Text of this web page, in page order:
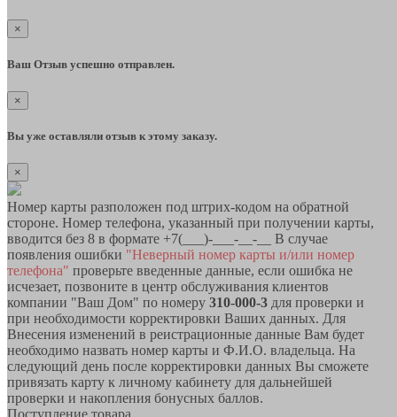
×
Ваш Отзыв успешно отправлен.
×
Вы уже оставляли отзыв к этому заказу.
×
Номер карты разположен под штрих-кодом на обратной
стороне. Номер телефона, указанный при получении карты,
вводится без 8 в формате +7(___)-___-__-__ В случае
появления ошибки "Неверный номер карты и/или номер
телефона" проверьте введенные данные, если ошибка не
исчезает, позвоните в центр обслуживания клиентов
компании "Ваш Дом" по номеру 310-000-3 для проверки и
при необходимости корректировки Ваших данных. Для
Внесения изменений в реистрационные данные Вам будет
необходимо назвать номер карты и Ф.И.О. владельца. На
следующий день после корректировки данных Вы сможете
привязать карту к личному кабинету для дальнейшей
проверки и накопления бонусных баллов.